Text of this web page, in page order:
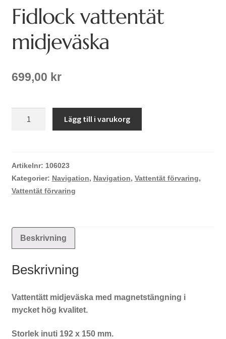
Fidlock vattentät
midjeväska
699,00 kr
Lägg till i varukorg
Artikelnr: 106023
Kategorier: Navigation, Navigation, Vattentät förvaring,
Vattentät förvaring
Beskrivning
Beskrivning
Vattentätt midjeväska med magnetstängning i
mycket hög kvalitet.
Storlek inuti 192 x 150 mm.